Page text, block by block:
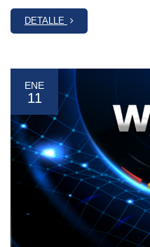
DETALLE
ENE
11